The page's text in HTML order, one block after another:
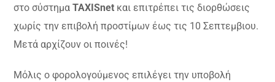
στο σύστημαΤΑΧΙSnet και επιτρέπει τις διορθώσεις
χωρίς την επιβολή προστίμων έως τις 10 Σεπτεμβιου.
Μετά αρχίζουν οι ποινές!
Μόλις ο φορολογούμενος επιλέγει την υποβολή